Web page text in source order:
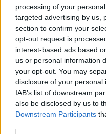
processing of your
targeted advertising by us,
section to confirm your
opt-out request is
interest-based ads based
us or personal information
your opt-out. You may
disclosure of your
IAB’s list of downstream
also be disclosed by us to
Downstream Participants
Corsi di